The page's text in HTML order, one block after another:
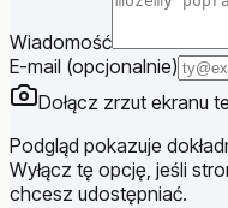
Wiadomość
E-mail (opcjonalnie)
Dołącz zrzut ekranu
Podgląd pokazuje
Wyłącz tę opcję, jeśli
chcesz udostępniać.